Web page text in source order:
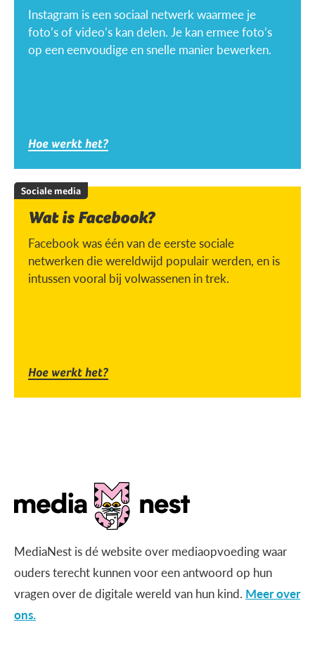
Instagram is een sociaal netwerk waarmee je
foto’s of video’s kan delen. Je kan ermee foto’s
op een eenvoudige en snelle manier bewerken.
Hoe werkt het?
Sociale media
Wat is Facebook?
Facebook was één van de eerste sociale
netwerken die wereldwijd populair werden, en is
intussen vooral bij volwassenen in trek.
Hoe werkt het?
MediaNest is dé website over mediaopvoeding waar
ouders terecht kunnen voor een antwoord op hun
vragen over de digitale wereld van hun kind. Meer over
ons.